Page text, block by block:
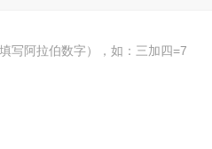
写阿拉伯数字），如：三加四=7